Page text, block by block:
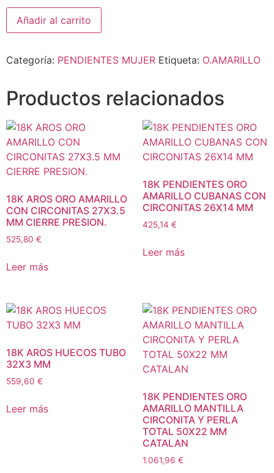
Añadir al carrito
Categoría: PENDIENTES MUJER Etiqueta: O.AMARILLO
Productos relacionados
18K AROS ORO AMARILLO
CON CIRCONITAS 27X3.5
MM CIERRE PRESION.
525,80 €
Leer más
18K PENDIENTES ORO
AMARILLO CUBANAS CON
CIRCONITAS 26X14 MM
425,14 €
Leer más
18K AROS HUECOS TUBO
32X3 MM
559,60 €
Leer más
18K PENDIENTES ORO
AMARILLO MANTILLA
CIRCONITA Y PERLA
TOTAL 50X22 MM
CATALAN
1.061,96 €